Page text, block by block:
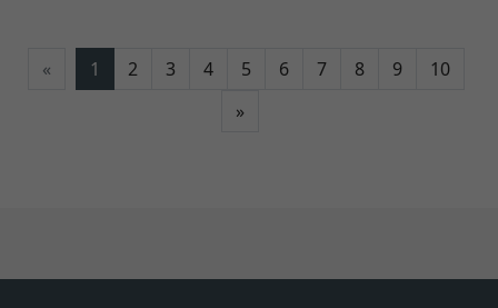
« 1 2 3 4 5 6 7 8 9
10
»Avanti